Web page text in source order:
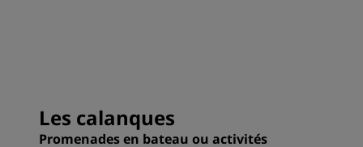
Les calanques
Promenades en bateau ou activités